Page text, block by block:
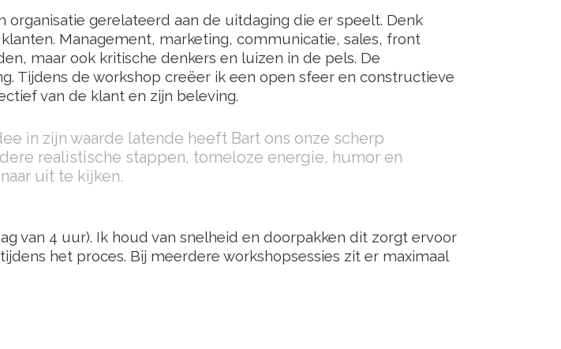
gerelateerd aan de uitdaging die er speelt. Denk
Management, marketing, communicatie, sales, front
maar ook kritische denkers en luizen in de pels. De
Tijdens de workshop creëer ik een open sfeer en constructieve
van de klant en zijn beleving.
in zijn waarde latende heeft Bart ons onze scherp
realistische stappen, tomeloze energie, humor en
uit te kijken.
van 4 uur). Ik houd van snelheid en doorpakken dit zorgt ervoor
het proces. Bij meerdere workshopsessies zit er maximaal